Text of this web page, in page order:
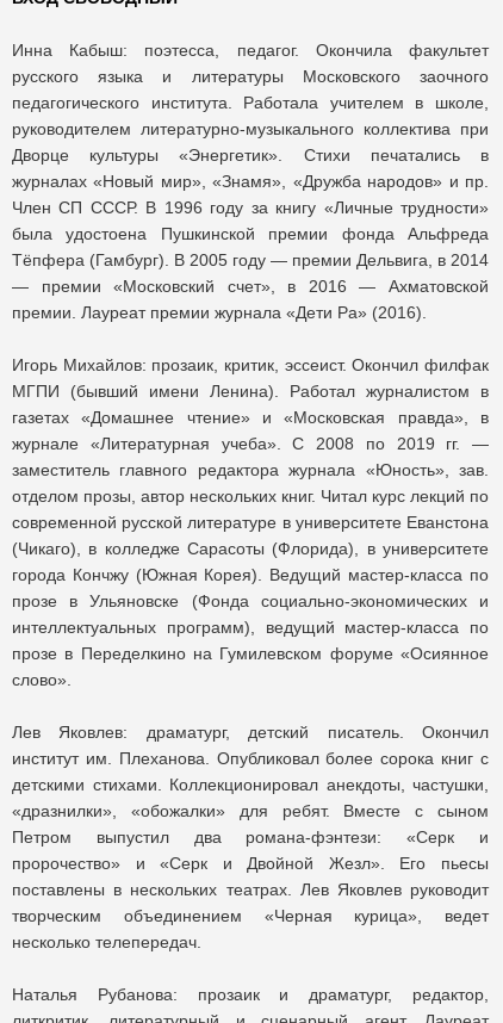
Инна Кабыш: поэтесса, педагог. Окончила факультет
русского языка и литературы Московского заочного
педагогического института. Работала учителем в школе,
руководителем литературно-музыкального коллектива при
Дворце культуры «Энергетик». Стихи печатались в
журналах «Новый мир», «Знамя», «Дружба народов» и пр.
Член СП СССР. В 1996 году за книгу «Личные трудности»
была удостоена Пушкинской премии фонда Альфреда
Тёпфера (Гамбург). В 2005 году — премии Дельвига, в 2014
— премии «Московский счет», в 2016 — Ахматовской
премии. Лауреат премии журнала «Дети Ра» (2016).
Игорь Михайлов: прозаик, критик, эссеист. Окончил филфак
МГПИ (бывший имени Ленина). Работал журналистом в
газетах «Домашнее чтение» и «Московская правда», в
журнале «Литературная учеба». С 2008 по 2019 гг. —
заместитель главного редактора журнала «Юность», зав.
отделом прозы, автор нескольких книг. Читал курс лекций по
современной русской литературе в университете Еванстона
(Чикаго), в колледже Сарасоты (Флорида), в университете
города Кончжу (Южная Корея). Ведущий мастер-класса по
прозе в Ульяновске (Фонда социально-экономических и
интеллектуальных программ), ведущий мастер-класса по
прозе в Переделкино на Гумилевском форуме «Осиянное
слово».
Лев Яковлев: драматург, детский писатель. Окончил
институт им. Плеханова. Опубликовал более сорока книг с
детскими стихами. Коллекционировал анекдоты, частушки,
«дразнилки», «обожалки» для ребят. Вместе с сыном
Петром выпустил два романа-фэнтези: «Серк и
пророчество» и «Серк и Двойной Жезл». Его пьесы
поставлены в нескольких театрах. Лев Яковлев руководит
творческим объединением «Черная курица», ведет
несколько телепередач.
Наталья Рубанова: прозаик и драматург, редактор,